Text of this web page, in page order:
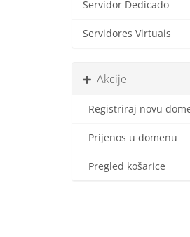
Servidor Dedicado
Servidores Virtuais
Akcije
Registriraj novu
Prijenos u domenu
Pregled košarice